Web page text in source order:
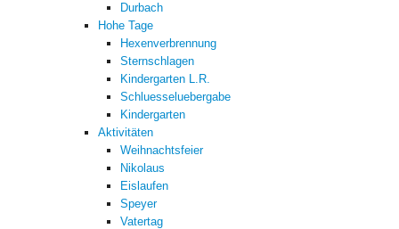
Durbach
Hohe Tage
Hexenverbrennung
Sternschlagen
Kindergarten L.R.
Schluesseluebergabe
Kindergarten
Aktivitäten
Weihnachtsfeier
Nikolaus
Eislaufen
Speyer
Vatertag